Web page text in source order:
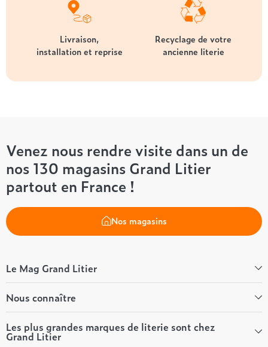
Livraison,
installation et reprise
Recyclage de votre
ancienne literie
Venez nous rendre visite dans un de
nos 130 magasins Grand Litier
partout en France !
Nos magasins
Le Mag Grand Litier
Bien-être
Conseils literie
Tous les articles du Mag
Tous nos guides
Nous connaître
Qui sommes-nous ?
Nos valeurs
Les plus grandes marques de literie sont chez
Grand Litier